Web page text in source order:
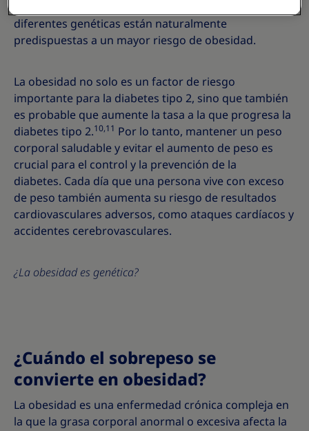
diferentes genéticas están naturalmente
predispuestas a un mayor riesgo de obesidad.
La obesidad no solo es un factor de riesgo
importante para la diabetes tipo 2, sino que también
es probable que aumente la tasa a la que progresa la
diabetes tipo 2.10,11 Por lo tanto, mantener un peso
corporal saludable y evitar el aumento de peso es
crucial para el control y la prevención de la
diabetes. Cada día que una persona vive con exceso
de peso también aumenta su riesgo de resultados
cardiovasculares adversos, como ataques cardíacos y
accidentes cerebrovasculares.
¿La obesidad es genética?
¿Cuándo el sobrepeso se
convierte en obesidad?
La obesidad es una enfermedad crónica compleja en
la que la grasa corporal anormal o excesiva afecta la